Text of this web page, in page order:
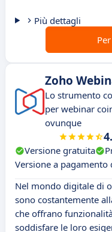
Più dettagli
Zoho
Lo strumento
per webinar
ovunque
Versione gratuita
Versione a pagamento
Nel mondo digitale di
sono costantemente
che offrano
soddisfare le loro